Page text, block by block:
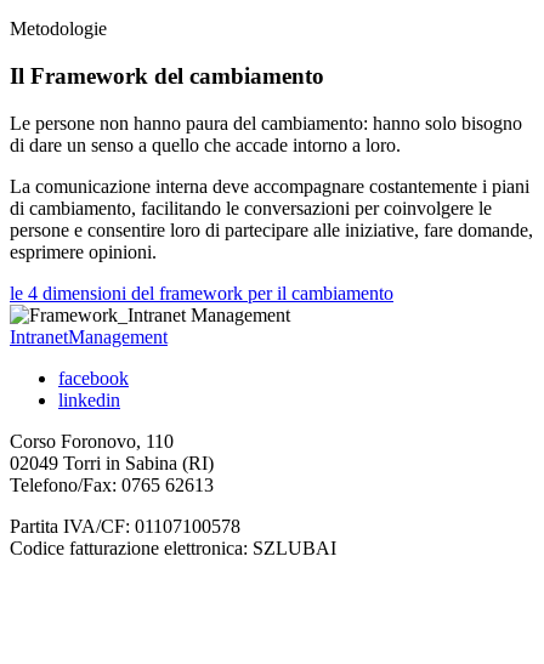
Metodologie
Il Framework del cambiamento
Le persone non hanno paura del cambiamento: hanno solo bisogno
di dare un senso a quello che accade intorno a loro.
La comunicazione interna deve accompagnare costantemente i piani
di cambiamento, facilitando le conversazioni per coinvolgere le
persone e consentire loro di partecipare alle iniziative, fare domande,
esprimere opinioni.
le 4 dimensioni del framework per il cambiamento
IntranetManagement
facebook
linkedin
Corso Foronovo, 110
02049 Torri in Sabina (RI)
Telefono/Fax: 0765 62613
Partita IVA/CF: 01107100578
Codice fatturazione elettronica: SZLUBAI